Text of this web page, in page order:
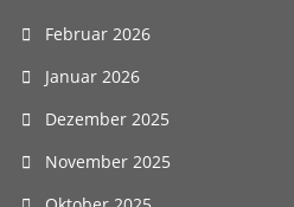
Februar 2026
Januar 2026
Dezember 2025
November 2025